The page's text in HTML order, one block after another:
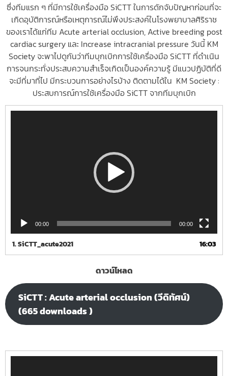
ซึ่งทีมแรก ๆ ที่มีการใช้เครื่องมือ SiCTT ในการดักจับปัญหาก่อนที่จะ
เกิดอุบัติการณ์หรือเหตุการณ์ไม่พึงประสงค์ในโรงพยาบาลศิริราช
ของเราได้แก่ทีม Acute arterial occlusion, Active breeding post
cardiac surgery และ Increase intracranial pressure วันนี้ KM
Society จะพาไปดูกันว่าทีมบุกเบิกการใช้เครื่องมือ SiCTT ที่ดำเนิน
การจนกระทั่งประสบความสำเร็จเกิดเป็นองค์ความรู้ มีแนวปฏิบัติที่ดี
จะมีที่มาที่ไป มีกระบวนการอย่างไรบ้าง ติดตามได้ใน KM Society :
ประสบการณ์การใช้เครื่องมือ SiCTT จากทีมบุกเบิก
00:00 00:00
1.SiCTT_acute2021 16:03
ดาวน์โหลด
SiCTT : Acute arterial occlusion (วีดิทัศน์)
(665 downloads )